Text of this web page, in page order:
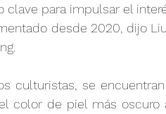
para impulsar el
desde 2020, dijo
culturistas, se
color de piel más oscuro